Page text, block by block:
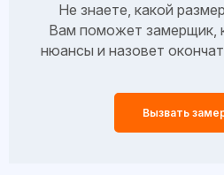
Не знаете, какой
Вам поможет замерщик,
нюансы и назовет
Вызвать